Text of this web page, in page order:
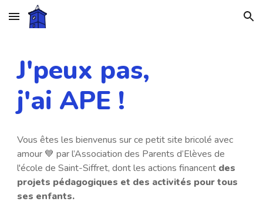
Skip to main content Skip to navigation
J'peux pas,
j'ai APE !
Vous êtes les bienvenus sur ce petit site bricolé avec
amour 💙 par l’Association des Parents d’Elèves de
l'école de Saint-Siffret, dont les actions financent des
projets pédagogiques et des activités pour tous
ses enfants.